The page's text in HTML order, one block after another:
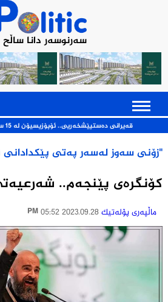
سەرنوسەر دانا ساڵح
قەیرانی ده‌ستپێشخه‌ریی.. ئۆپۆزیسیۆن له‌ 15 ساڵی ڕابردوودا
"زۆنی سەوز لەسەر پەتی پێکدادانی
کۆنگرەی پێنجه‌م..
ماڵپه‌ری پۆله‌تیك 2023.09.28 05:52 PM